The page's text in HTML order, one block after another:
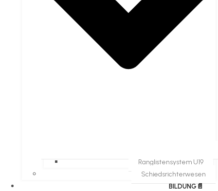
Ranglistensystem U19
Schiedsrichterwesen
BILDUNG📄